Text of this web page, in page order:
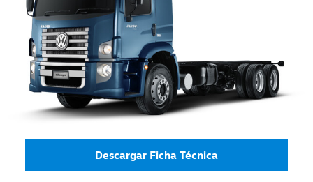
Descargar Ficha Técnica